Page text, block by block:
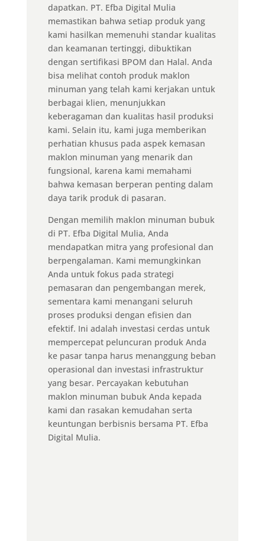
dapatkan. PT. Efba Digital Mulia
memastikan bahwa setiap produk yang
kami hasilkan memenuhi standar kualitas
dan keamanan tertinggi, dibuktikan
dengan sertifikasi BPOM dan Halal. Anda
bisa melihat contoh produk maklon
minuman yang telah kami kerjakan untuk
berbagai klien, menunjukkan
keberagaman dan kualitas hasil produksi
kami. Selain itu, kami juga memberikan
perhatian khusus pada aspek kemasan
maklon minuman yang menarik dan
fungsional, karena kami memahami
bahwa kemasan berperan penting dalam
daya tarik produk di pasaran.
Dengan memilih maklon minuman bubuk
di PT. Efba Digital Mulia, Anda
mendapatkan mitra yang profesional dan
berpengalaman. Kami memungkinkan
Anda untuk fokus pada strategi
pemasaran dan pengembangan merek,
sementara kami menangani seluruh
proses produksi dengan efisien dan
efektif. Ini adalah investasi cerdas untuk
mempercepat peluncuran produk Anda
ke pasar tanpa harus menanggung beban
operasional dan investasi infrastruktur
yang besar. Percayakan kebutuhan
maklon minuman bubuk Anda kepada
kami dan rasakan kemudahan serta
keuntungan berbisnis bersama PT. Efba
Digital Mulia.